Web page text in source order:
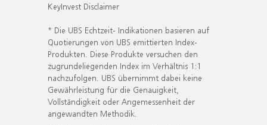
KeyInvest Disclaimer
* Die UBS Echtzeit- Indikationen basieren auf
Quotierungen von UBS emittierten Index-
Produkten. Diese Produkte versuchen den
zugrundeliegenden Index im Verhältnis 1:1
nachzufolgen. UBS übernimmt dabei keine
Gewährleistung für die Genauigkeit,
Vollständigkeit oder Angemessenheit der
angewandten Methodik.